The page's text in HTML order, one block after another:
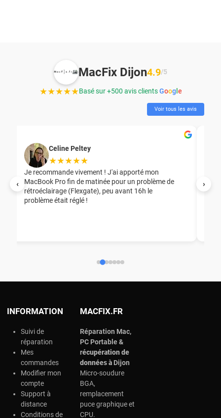
‹ ›
MacFix Dijon4.9/5
★★★★★Basé sur +500 avis clientsGoogle
Voir tous les avis
Celine Peltey
★★★★★
Je recommande vivement ! J'ai apporté mon
MacBook Pro fin de matinée pour un problème de
rétroéclairage (Flexgate), peu avant 16h le
problème était réglé !
INFORMATION
Suivi de
réparation
Mes
commandes
Modifier mon
compte
Support à
distance
Conditions de
MACFIX.FR
Réparation Mac,
PC Portable &
récupération de
données àDijon
Micro-soudure
BGA,
remplacement
puce graphique et
CPU.